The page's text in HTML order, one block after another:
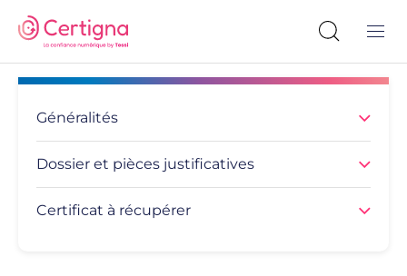
Généralités
Dossier et pièces justificatives
Certificat à récupérer